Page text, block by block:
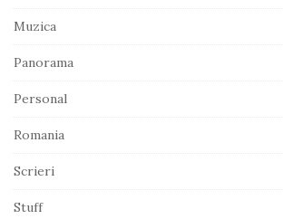
Muzica
Panorama
Personal
Romania
Scrieri
Stuff